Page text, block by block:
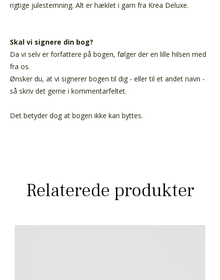
rigtige julestemning. Alt er hæklet i garn fra Krea Deluxe.
Skal vi signere din bog?
Da vi selv er forfattere på bogen, følger der en lille hilsen med
fra os.
Ønsker du, at vi signerer bogen til dig - eller til et andet navn -
så skriv det gerne i kommentarfeltet.
Det betyder dog at bogen ikke kan byttes.
Relaterede produkter